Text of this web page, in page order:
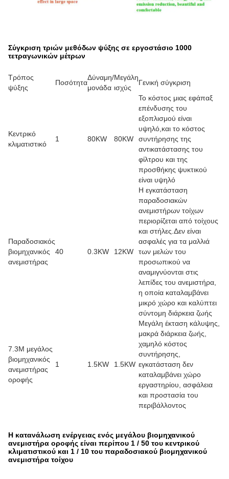
Σύγκριση τριών μεθόδων ψύξης σε εργοστάσιο 1000
τετραγωνικών μέτρων
Τρόπος
ψύξης
Ποσότητα
Δύναμη/
μονάδα
Μεγάλη
ισχύς
Γενική σύγκριση
Κεντρικό
κλιματιστικό
1 80KW 80KW
Το κόστος μιας εφάπαξ
επένδυσης του
εξοπλισμού είναι
υψηλό,και το κόστος
συντήρησης της
αντικατάστασης του
φίλτρου και της
προσθήκης ψυκτικού
είναι υψηλό
Παραδοσιακός
βιομηχανικός
ανεμιστήρας
40 0.3KW 12KW
Η εγκατάσταση
παραδοσιακών
ανεμιστήρων τοίχων
περιορίζεται από τοίχους
και στήλες.Δεν είναι
ασφαλές για τα μαλλιά
των μελών του
προσωπικού να
αναμιγνύονται στις
λεπίδες του ανεμιστήρα,
η οποία καταλαμβάνει
μικρό χώρο και καλύπτει
σύντομη διάρκεια ζωής
7.3M μεγάλος
βιομηχανικός
ανεμιστήρας
οροφής
1 1.5KW 1.5KW
Μεγάλη έκταση κάλυψης,
μακρά διάρκεια ζωής,
χαμηλό κόστος
συντήρησης,
εγκατάσταση δεν
καταλαμβάνει χώρο
εργαστηρίου, ασφάλεια
και προστασία του
περιβάλλοντος
Η κατανάλωση ενέργειας ενός μεγάλου βιομηχανικού
ανεμιστήρα οροφής είναι περίπου 1 / 50 του κεντρικού
κλιματιστικού και 1 / 10 του παραδοσιακού βιομηχανικού
ανεμιστήρα τοίχου